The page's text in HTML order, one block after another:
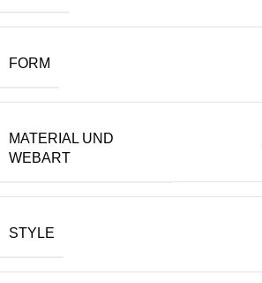
FORM
MATERIAL UND
WEBART
STYLE